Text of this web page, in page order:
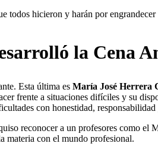
todos hicieron y harán por
la Cena
Esta última es María José Herrera
frente a situaciones difíciles y su
con honestidad,
reconocer a un profesores como el
materia con el mundo profesional.